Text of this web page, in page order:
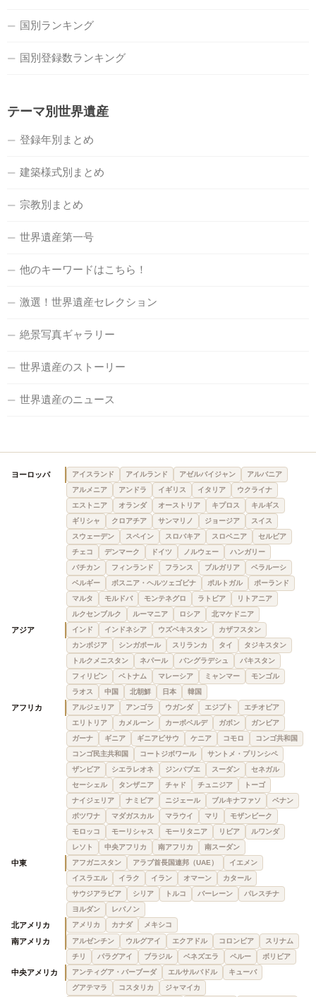
国別ランキング
国別登録数ランキング
テーマ別世界遺産
登録年別まとめ
建築様式別まとめ
宗教別まとめ
世界遺産第一号
他のキーワードはこちら！
激選！世界遺産セレクション
絶景写真ギャラリー
世界遺産のストーリー
世界遺産のニュース
ヨーロッパ アイスランド アイルランド アゼルバイジャン
アルバニア
アルメニア
アンドラ イギリス イタリア
ウクライナ
エストニア
オランダ オーストリア キプロス
キルギス
ギリシャ
クロアチア サンマリノ ジョージア
スイス
スウェーデン
スペイン スロバキア スロベニア
セルビア
チェコ
デンマーク ドイツ ノルウェー
ハンガリー
バチカン
フィンランド フランス ブルガリア
ベラルーシ
ベルギー
ボスニア・ヘルツェゴビナ ポルトガル
ポーランド
マルタ
モルドバ モンテネグロ ラトビア
リトアニア
ルクセンブルク
ルーマニア ロシア 北マケドニア
アジア インド インドネシア ウズベキスタン
カザフスタン
カンボジア
シンガポール スリランカ タイ
タジキスタン
トルクメニスタン
ネパール バングラデシュ
パキスタン
フィリピン
ベトナム マレーシア ミャンマー
モンゴル
ラオス
中国 北朝鮮 日本 韓国
アフリカ アルジェリア アンゴラ ウガンダ エジプト
エチオピア
エリトリア
カメルーン カーボベルデ ガボン
ガンビア
ガーナ
ギニア ギニアビサウ ケニア コモロ
コンゴ共和国
コンゴ民主共和国
コートジボワール
サントメ・プリンシペ
ザンビア
シエラレオネ ジンバブエ スーダン
セネガル
セーシェル
タンザニア チャド チュニジア
トーゴ
ナイジェリア
ナミビア ニジェール ブルキナファソ
ベナン
ボツワナ
マダガスカル マラウイ マリ
モザンビーク
モロッコ
モーリシャス モーリタニア リビア
ルワンダ
レソト
中央アフリカ 南アフリカ 南スーダン
中東 アフガニスタン アラブ首長国連邦（UAE）
イエメン
イスラエル
イラク イラン オマーン
カタール
サウジアラビア
シリア トルコ バーレーン
パレスチナ
ヨルダン
レバノン
北アメリカ アメリカ カナダ メキシコ
南アメリカ アルゼンチン ウルグアイ エクアドル コロンビア
スリナム
チリ
パラグアイ ブラジル ベネズエラ ペルー ボリビア
中央アメリカ アンティグア・バーブーダ エルサルバドル
キューバ
グアテマラ
コスタリカ ジャマイカ